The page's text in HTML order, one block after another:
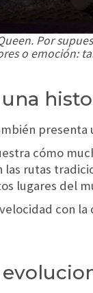
Por
o
cómo
rutas
lugares del
con